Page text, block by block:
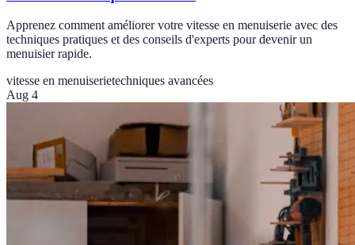
Apprenez comment améliorer votre vitesse en menuiserie avec des
techniques pratiques et des conseils d'experts pour devenir un
menuisier rapide.
vitesse en menuiserietechniques avancées
Aug 4